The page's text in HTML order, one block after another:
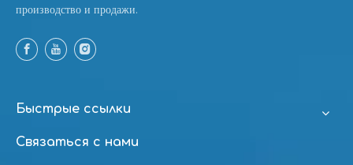
производство и продажи.
Быстрые ссылки
Связаться с нами